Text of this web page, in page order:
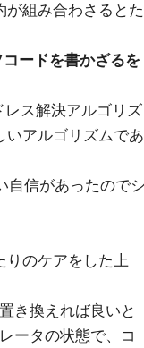
組み合わさるとた
ードを書かざるを
ス解決アルゴリズ
いアルゴリズムであ
自信があったので
りのケアをした上
き換えれば良いと
ータの状態で、コ